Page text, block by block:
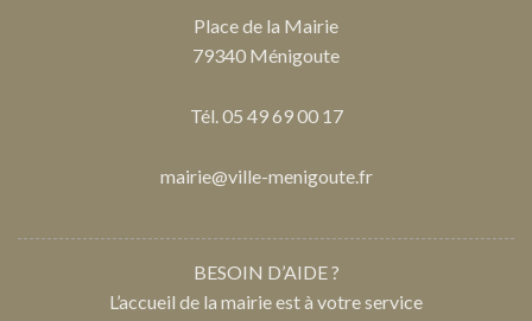
Place de la Mairie
79340 Ménigoute
Tél. 05 49 69 00 17
mairie@ville-menigoute.fr
BESOIN D’AIDE ?
L’accueil de la mairie est à votre service